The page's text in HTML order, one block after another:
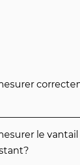
le